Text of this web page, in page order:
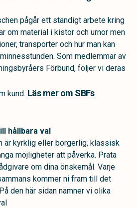
pågår ett ständigt arbete kring
om material i kistor och urnor men
transporter och hur man kan
Som medlemmar av
Förbund, följer vi deras
kund. Läs mer om SBFs
hållbara val
är kyrklig eller borgerlig, klassisk
möjligheter att påverka. Prata
om dina önskemål. Varje
kommer ni fram till det
den här sidan nämner vi olika